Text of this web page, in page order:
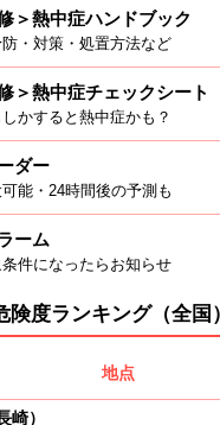
＞熱中症ハンドブック
・対策・処置方法など
＞熱中症チェックシート
かすると熱中症かも？
ダー
能・24時間後の予測も
ーム
件になったらお知らせ
険度ランキング（全国）
地点
崎）